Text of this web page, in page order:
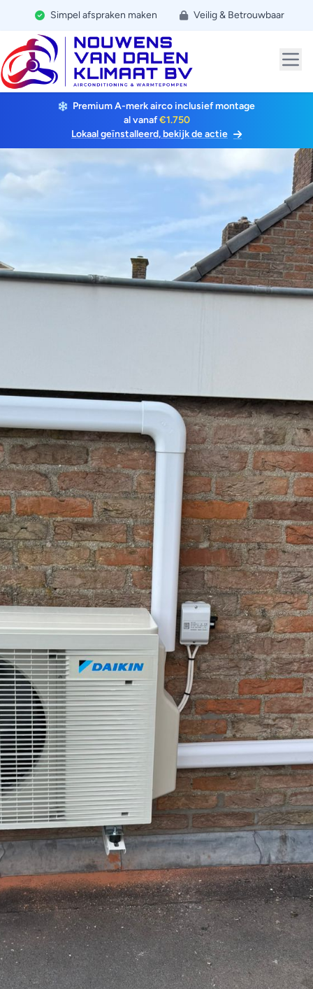
Simpel afspraken maken Veilig & Betrouwbaar
Premium A-merk airco inclusief montage
al vanaf€1.750
Lokaal geïnstalleerd, bekijk de actie